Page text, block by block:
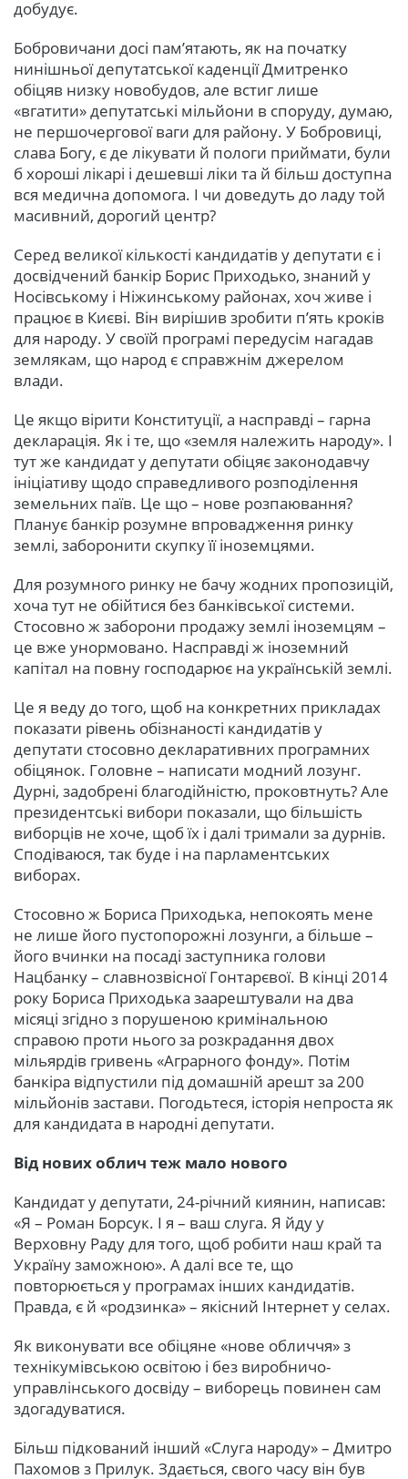
добудує.
Бобровичани досі пам’ятають, як на початку
нинішньої депутатської каденції Дмитренко
обіцяв низку новобудов, але встиг лише
«вгатити» депутатські мільйони в споруду, думаю,
не першочергової ваги для району. У Бобровиці,
слава Богу, є де лікувати й пологи приймати, були
б хороші лікарі і дешевші ліки та й більш доступна
вся медична допомога. І чи доведуть до ладу той
масивний, дорогий центр?
Серед великої кількості кандидатів у депутати є і
досвідчений банкір Борис Приходько, знаний у
Носівському і Ніжинському районах, хоч живе і
працює в Києві. Він вирішив зробити п’ять кроків
для народу. У своїй програмі передусім нагадав
землякам, що народ є справжнім джерелом
влади.
Це якщо вірити Конституції, а насправді – гарна
декларація. Як і те, що «земля належить народу». І
тут же кандидат у депутати обіцяє законодавчу
ініціативу щодо справедливого розподілення
земельних паїв. Це що – нове розпаювання?
Планує банкір розумне впровадження ринку
землі, заборонити скупку її іноземцями.
Для розумного ринку не бачу жодних пропозицій,
хоча тут не обійтися без банківської системи.
Стосовно ж заборони продажу землі іноземцям –
це вже унормовано. Насправді ж іноземний
капітал на повну господарює на українській землі.
Це я веду до того, щоб на конкретних прикладах
показати рівень обізнаності кандидатів у
депутати стосовно декларативних програмних
обіцянок. Головне – написати модний лозунг.
Дурні, задобрені благодійністю, проковтнуть? Але
президентські вибори показали, що більшість
виборців не хоче, щоб їх і далі тримали за дурнів.
Сподіваюся, так буде і на парламентських
виборах.
Стосовно ж Бориса Приходька, непокоять мене
не лише його пустопорожні лозунги, а більше –
його вчинки на посаді заступника голови
Нацбанку – славнозвісної Гонтарєвої. В кінці 2014
року Бориса Приходька заарештували на два
місяці згідно з порушеною кримінальною
справою проти нього за розкрадання двох
мільярдів гривень «Аграрного фонду». Потім
банкіра відпустили під домашній арешт за 200
мільйонів застави. Погодьтеся, історія непроста як
для кандидата в народні депутати.
Від нових облич теж мало нового
Кандидат у депутати, 24-річний киянин, написав:
«Я – Роман Борсук. І я – ваш слуга. Я йду у
Верховну Раду для того, щоб робити наш край та
Україну заможною». А далі все те, що
повторюється у програмах інших кандидатів.
Правда, є й «родзинка» – якісний Інтернет у селах.
Як виконувати все обіцяне «нове обличчя» з
технікумівською освітою і без виробничо-
управлінського досвіду – виборець повинен сам
здогадуватися.
Більш підкований інший «Слуга народу» – Дмитро
Пахомов з Прилук. Здається, свого часу він був